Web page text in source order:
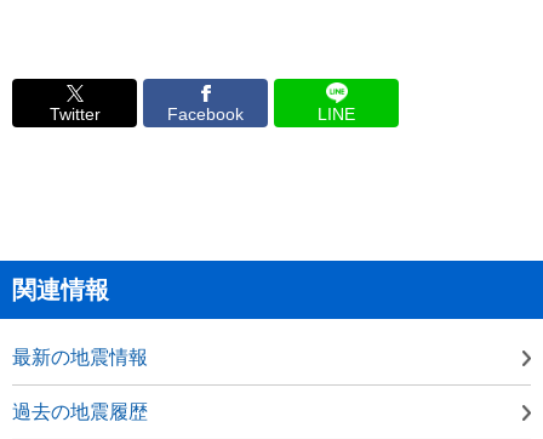
Twitter Facebook LINE
関連情報
最新の地震情報
過去の地震履歴